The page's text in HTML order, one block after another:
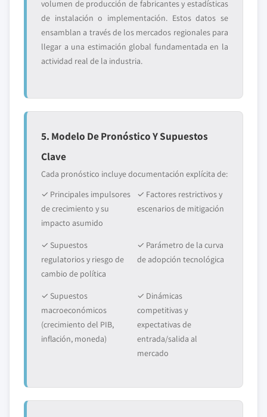
volumen de producción de fabricantes y estadísticas
de instalación o implementación. Estos datos se
ensamblan a través de los mercados regionales para
llegar a una estimación global fundamentada en la
actividad real de la industria.
5. Modelo De Pronóstico Y Supuestos
Clave
Cada pronóstico incluye documentación explícita de:
✓ Principales impulsores
de crecimiento y su
impacto asumido
✓ Factores restrictivos y
escenarios de mitigación
✓ Supuestos
regulatorios y riesgo de
cambio de política
✓ Parámetro de la curva
de adopción tecnológica
✓ Supuestos
macroeconómicos
(crecimiento del PIB,
inflación, moneda)
✓ Dinámicas
competitivas y
expectativas de
entrada/salida al
mercado